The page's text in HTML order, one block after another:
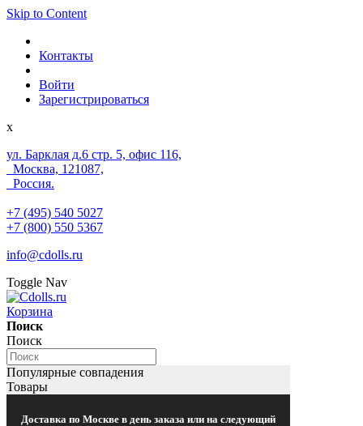
Skip to Content
Контакты
Войти
Зарегистрироваться
x
ул. Барклая д.6 стр. 5, офис 116,
Москва, 121087,
Россия.
+7 (495) 540 5027
+7 (800) 550 5367
info@cdolls.ru
Toggle Nav
Корзина
Поиск
Поиск
Популярные совпадения
Товары
Доставка по Москве в день заказа или на следующий